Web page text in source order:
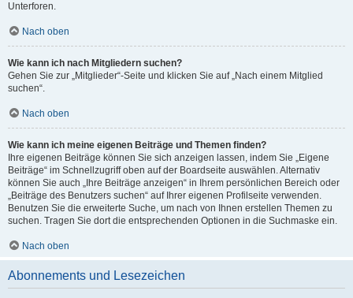
Unterforen.
Nach oben
Wie kann ich nach Mitgliedern suchen?
Gehen Sie zur „Mitglieder“-Seite und klicken Sie auf „Nach einem Mitglied
suchen“.
Nach oben
Wie kann ich meine eigenen Beiträge und Themen finden?
Ihre eigenen Beiträge können Sie sich anzeigen lassen, indem Sie „Eigene
Beiträge“ im Schnellzugriff oben auf der Boardseite auswählen. Alternativ
können Sie auch „Ihre Beiträge anzeigen“ in Ihrem persönlichen Bereich oder
„Beiträge des Benutzers suchen“ auf Ihrer eigenen Profilseite verwenden.
Benutzen Sie die erweiterte Suche, um nach von Ihnen erstellen Themen zu
suchen. Tragen Sie dort die entsprechenden Optionen in die Suchmaske ein.
Nach oben
Abonnements und Lesezeichen